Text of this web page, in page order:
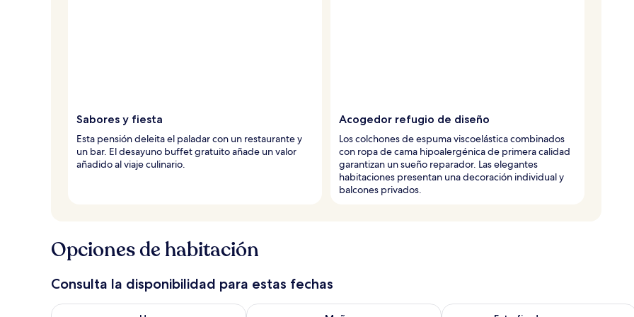
Sabores y fiesta
Esta pensión deleita el paladar con un restaurante y
un bar. El desayuno buffet gratuito añade un valor
añadido al viaje culinario.
Acogedor refugio de diseño
Los colchones de espuma viscoelástica combinados
con ropa de cama hipoalergénica de primera calidad
garantizan un sueño reparador. Las elegantes
habitaciones presentan una decoración individual y
balcones privados.
Opciones de habitación
Consulta la disponibilidad para estas fechas
Consulta la disponibilidad para hoy ago 7 - ago 8Consulta la disponibilidad para mañana ago 8 - ago 9Consulta la disponibilidad para este